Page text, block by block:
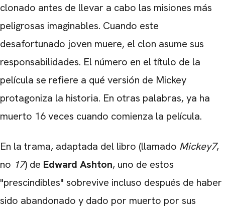
clonado antes de llevar a cabo las misiones más
peligrosas imaginables. Cuando este
desafortunado joven muere, el clon asume sus
responsabilidades. El número en el título de la
película se refiere a qué versión de Mickey
protagoniza la historia. En otras palabras, ya ha
muerto 16 veces cuando comienza la película.
En la trama, adaptada del libro (llamado Mickey7,
no 17) de Edward Ashton, uno de estos
"prescindibles" sobrevive incluso después de haber
sido abandonado y dado por muerto por sus